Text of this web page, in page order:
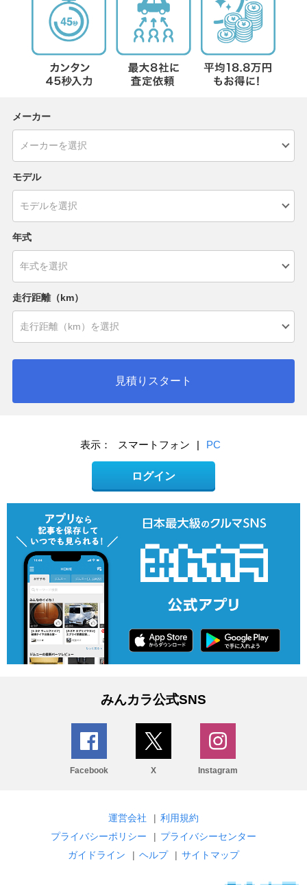
メーカー
モデル
年式
走行距離（km）
見積りスタート
表示： スマートフォン | PC
ログイン
みんカラ公式SNS
Facebook X Instagram
運営会社 | 利用規約
プライバシーポリシー
| プライバシーセンター
ガイドライン
| ヘルプ | サイトマップ